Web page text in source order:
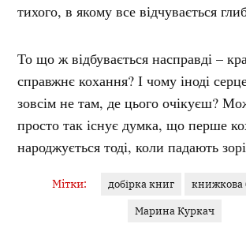
тихого, в якому все відчувається
То що ж відбувається насправді –
справжнє кохання? І чому іноді
зовсім не там, де цього очікуєш?
просто так існує думка, що перше
народжується тоді, коли падають
Мітки: добірка книг книжкова
Марина Куркач